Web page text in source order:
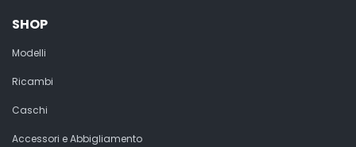
SHOP
Modelli
Ricambi
Caschi
Accessori e Abbigliamento